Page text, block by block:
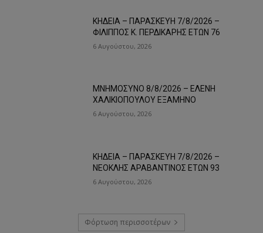
ΚΗΔΕΙΑ – ΠΑΡΑΣΚΕΥΗ 7/8/2026 –
ΦΙΛΙΠΠΟΣ Κ. ΠΕΡΔΙΚΑΡΗΣ ΕΤΩΝ 76
6 Αυγούστου, 2026
ΜΝΗΜΟΣΥΝΟ 8/8/2026 – ΕΛΕΝΗ
ΧΑΛΙΚΙΟΠΟΥΛΟΥ ΕΞΑΜΗΝΟ
6 Αυγούστου, 2026
ΚΗΔΕΙΑ – ΠΑΡΑΣΚΕΥΗ 7/8/2026 –
ΝΕΟΚΛΗΣ ΑΡΑΒΑΝΤΙΝΟΣ ΕΤΩΝ 93
6 Αυγούστου, 2026
Φόρτωση περισσοτέρων